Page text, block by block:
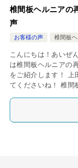
椎間板ヘルニアの
声
お客様の声 椎間板
こんにちは！あいぜ
は椎間板ヘルニアの
をご紹介します！ 上
てくださいね！ 椎